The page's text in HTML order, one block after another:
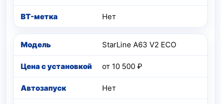
BT-метка Нет
StarLine A63 V2 ECO
от 10 500 ₽
Нет